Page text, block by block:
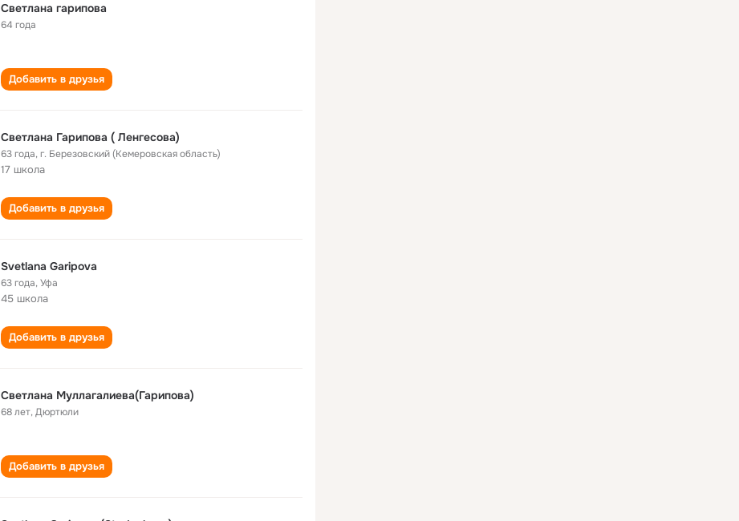
Светлана гарипова
64 года
Добавить в друзья
Светлана Гарипова ( Ленгесова)
63 года,г. Березовский (Кемеровская область)
17 школа
Добавить в друзья
Svetlana Garipova
63 года,Уфа
45 школа
Добавить в друзья
Светлана Муллагалиева(Гарипова)
68 лет,Дюртюли
Добавить в друзья